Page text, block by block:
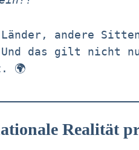
Länder, andere
Und das gilt nicht
. 🌍
Realität